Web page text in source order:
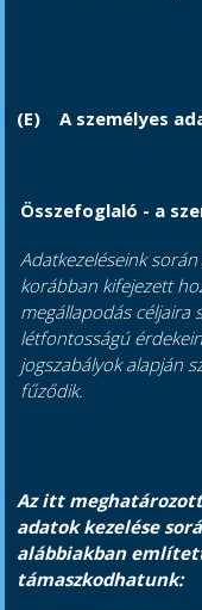
(E) A személyes
Összefoglaló - a
Adatkezeléseink
korábban kifejezett
megállapodás céljaira
létfontosságú
jogszabályok alapján
fűződik.
Az itt
adatok kezelése
alábbiakban
támaszkodhatunk: